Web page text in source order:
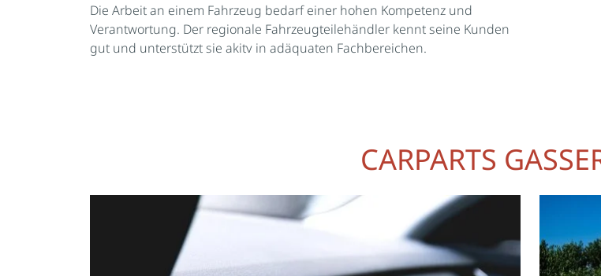
Die Arbeit an einem Fahrzeug bedarf einer hohen Kompetenz und
Verantwortung. Der regionale Fahrzeugteilehändler kennt seine Kunden
gut und unterstützt sie akitv in adäquaten Fachbereichen.
CARPARTS